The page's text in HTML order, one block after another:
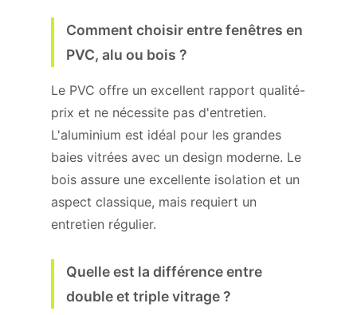
Comment choisir entre fenêtres en
PVC, alu ou bois ?
Le PVC offre un excellent rapport qualité-
prix et ne nécessite pas d'entretien.
L'aluminium est idéal pour les grandes
baies vitrées avec un design moderne. Le
bois assure une excellente isolation et un
aspect classique, mais requiert un
entretien régulier.
Quelle est la différence entre
double et triple vitrage ?